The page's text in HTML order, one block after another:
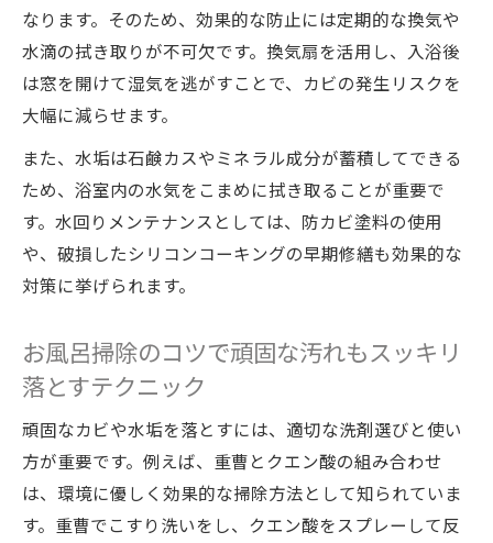
なります。そのため、効果的な防止には定期的な換気や
水滴の拭き取りが不可欠です。換気扇を活用し、入浴後
は窓を開けて湿気を逃がすことで、カビの発生リスクを
大幅に減らせます。
また、水垢は石鹸カスやミネラル成分が蓄積してできる
ため、浴室内の水気をこまめに拭き取ることが重要で
す。水回りメンテナンスとしては、防カビ塗料の使用
や、破損したシリコンコーキングの早期修繕も効果的な
対策に挙げられます。
お風呂掃除のコツで頑固な汚れもスッキリ
落とすテクニック
頑固なカビや水垢を落とすには、適切な洗剤選びと使い
方が重要です。例えば、重曹とクエン酸の組み合わせ
は、環境に優しく効果的な掃除方法として知られていま
す。重曹でこすり洗いをし、クエン酸をスプレーして反